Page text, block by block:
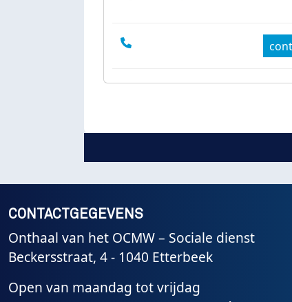
CONTACTGEGEVENS
Onthaal van het OCMW – Sociale dienst
Beckersstraat, 4 - 1040 Etterbeek
Open van maandag tot vrijdag